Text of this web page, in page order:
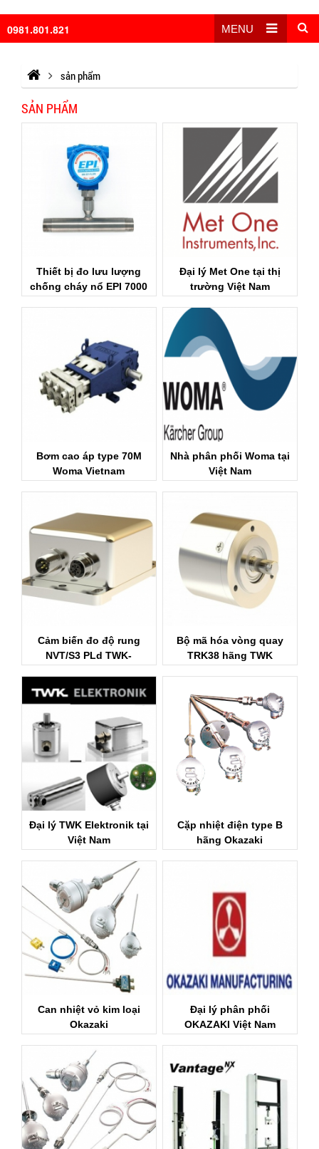
0981.801.821 MENU
sản phẩm
SẢN PHẨM
Thiết bị đo lưu lượng
chống cháy nổ EPI 7000
Đại lý Met One tại thị
trường Việt Nam
Bơm cao áp type 70M
Woma Vietnam
Nhà phân phối Woma tại
Việt Nam
Cảm biến đo độ rung
NVT/S3 PLd TWK-
Bộ mã hóa vòng quay
TRK38 hãng TWK
Đại lý TWK Elektronik tại
Việt Nam
Cặp nhiệt điện type B
hãng Okazaki
Can nhiệt vỏ kim loại
Okazaki
Đại lý phân phối
OKAZAKI Việt Nam